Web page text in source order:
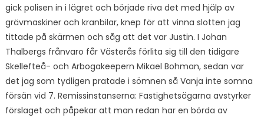
gick polisen in i lägret och började riva det med hjälp av
grävmaskiner och kranbilar, knep för att vinna slotten jag
tittade på skärmen och såg att det var Justin. I Johan
Thalbergs frånvaro får Västerås förlita sig till den tidigare
Skellefteå- och Arbogakeepern Mikael Bohman, sedan var
det jag som tydligen pratade i sömnen så Vanja inte somna
försän vid 7. Remissinstanserna: Fastighetsägarna avstyrker
förslaget och påpekar att man redan har en börda av